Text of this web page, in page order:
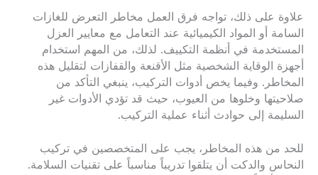
علاوة على ذلك، تواجه فرق العمل مخاطر التعرض للغازات
السامة أو المواد الكيميائية عند التعامل مع معايير العزل
المستخدمة في أنظمة التكييف. لذلك، من المهم استخدام
أجهزة الوقاية الشخصية مثل الأقنعة والقفازات لتقليل هذه
المخاطر. وفيما يخص أدوات التركيب، ينبغي التأكد من
صلاحيتها وخلوها من العيوب، حيث قد تؤدي الأدوات غير
السليمة إلى حوادث أثناء عملية التركيب.
للحد من هذه المخاطر، يجب على المتخصصين في تركيب
النحاس والدكت أن يتلقوا تدريباً مناسباً على تقنيات السلامة.